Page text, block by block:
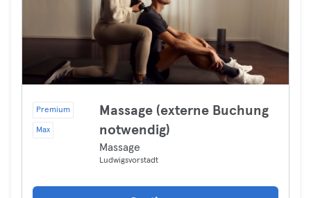
Premium
Max
Massage (externe Buchung
notwendig)
Massage
Ludwigsvorstadt